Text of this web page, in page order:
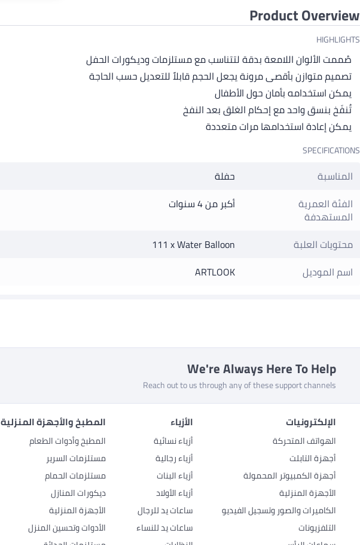
Product Overview
HIGHLIGHTS
صُممت الألوان اللامعة بدقة لتتناسب مع مستلزمات وديكورات الحفل
تصميم متوازن بأقصى مرونة يجعل الحجم قابلاً للتعديل حسب الحاجة
يمكن استخدامه بأمان حول الأطفال
تُنفَخ بنسق واحد مع إحكام الغلق بعد النفخ
يمكن إعادة استخدامها مرات متعددة
SPECIFICATIONS
المناسبة
حفلة
الفئة العمرية
المستهدفة
أكبر من 4 سنوات
محتويات العلبة
111 x Water Balloon
اسم الموديل
ARTLOOK
We're Always Here To Help
Reach out to us through any of these support channels
الإلكترونيات
الهواتف المتحركة
أجهزة التابلت
أجهزة الكمبيوتر المحمولة
الأجهزة المنزلية
الكاميرات والصور وتسجيل الفيديو
التلفزيونات
الأزياء
أزياء نسائية
أزياء رجالية
أزياء البنات
أزياء الأولاد
ساعات يد للرجال
ساعات يد للنساء
المطبخ والأجهزة المنزلية
المطبخ وأدوات الطعام
مستلزمات السرير
مستلزمات الحمام
ديكورات المنازل
الأجهزة المنزلية
الأدوات وتحسين المنزل